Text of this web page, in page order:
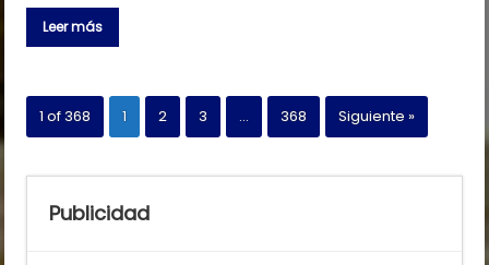
Leer más
1 of 368 1 2 3 … 368 Siguiente »
Publicidad